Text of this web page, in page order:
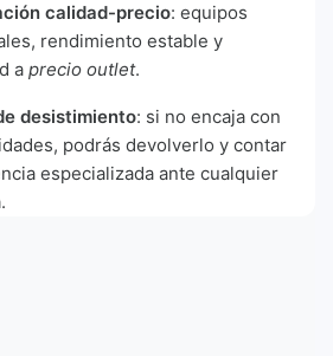
calidad-precio: equipos
rendimiento estable y
a precio outlet.
desistimiento: si no encaja con
podrás devolverlo y contar
especializada ante cualquier